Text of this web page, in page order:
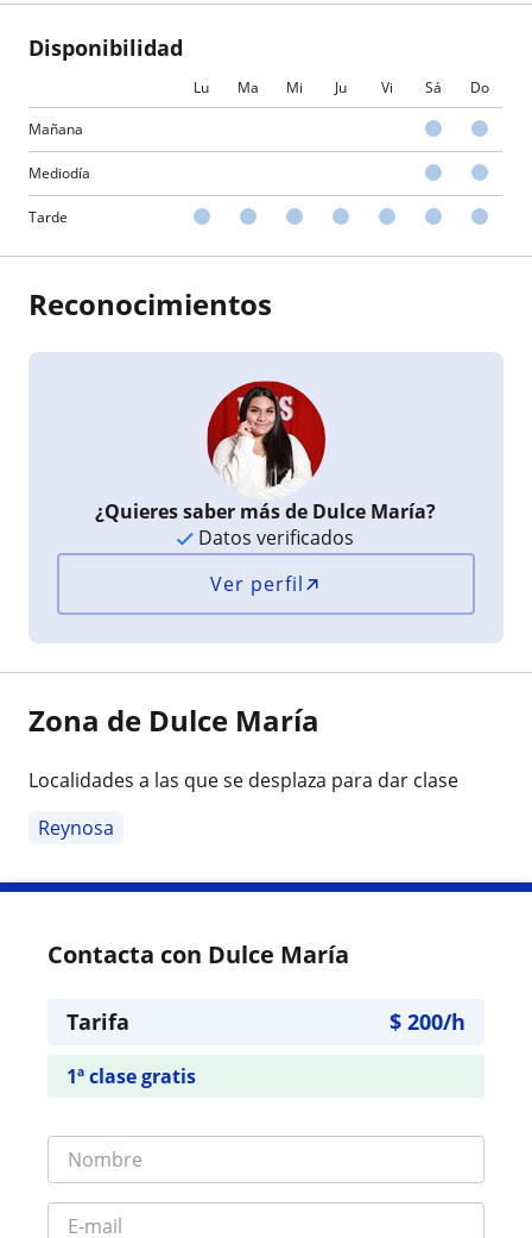
Disponibilidad
Lu Ma Mi Ju Vi Sá Do
Mañana
Mediodía
Tarde
Reconocimientos
¿Quieres saber más de Dulce María?
Datos verificados
Ver perfil
Zona de Dulce María
Localidades a las que se desplaza para dar clase
Reynosa
Contacta con Dulce María
Tarifa $ 200/h
1ª clase gratis